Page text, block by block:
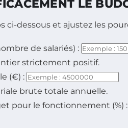
LE
ci-dessous et ajustez les
de salariés) :
strictement positif.
(€) :
brute totale annuelle.
pour le fonctionnement (%) :